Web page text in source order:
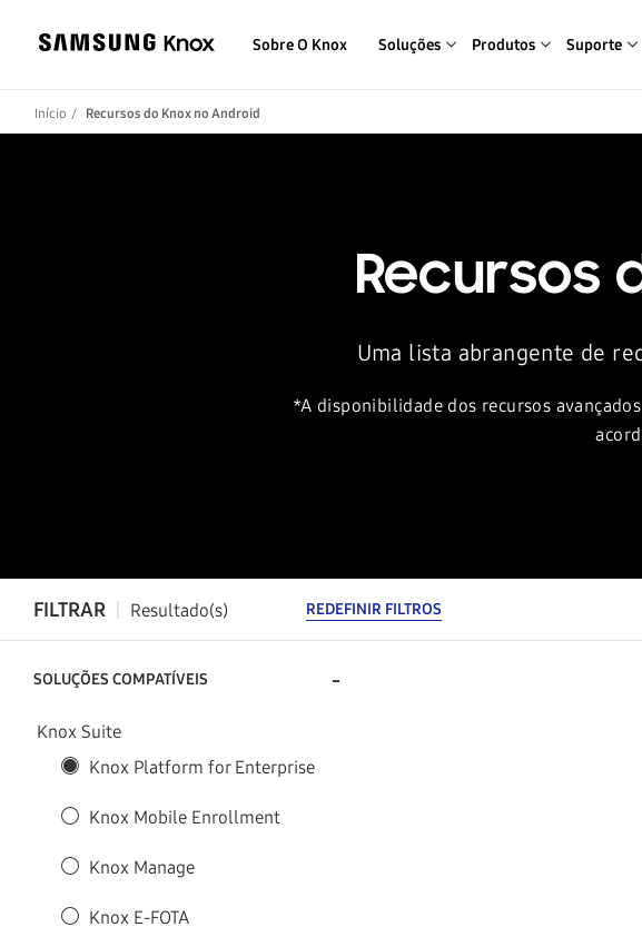
Sobre O Knox Soluções Produtos Suporte
Início Recursos do Knox no Android
Recursos
Uma lista abrangente de
*A disponibilidade dos recursos
FILTRAR Resultado(s) REDEFINIR FILTROS
SOLUÇÕES COMPATÍVEIS -
Knox Suite
Knox Platform for Enterprise
Knox Mobile Enrollment
Knox Manage
Knox E-FOTA